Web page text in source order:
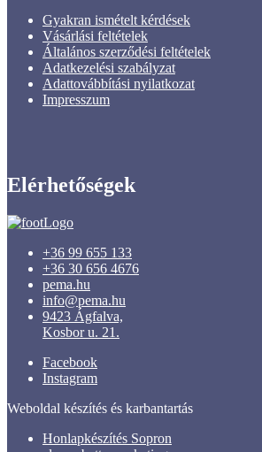
Gyakran ismételt kérdések
Vásárlási feltételek
Általános szerződési feltételek
Adatkezelési szabályzat
Adattovábbítási nyilatkozat
Impresszum
Elérhetőségek
+36 99 655 133
+36 30 656 4676
pema.hu
info@pema.hu
9423 Ágfalva,
Kosbor u. 21.
Facebook
Instagram
Weboldal készítés és karbantartás
Honlapkészítés Sopron